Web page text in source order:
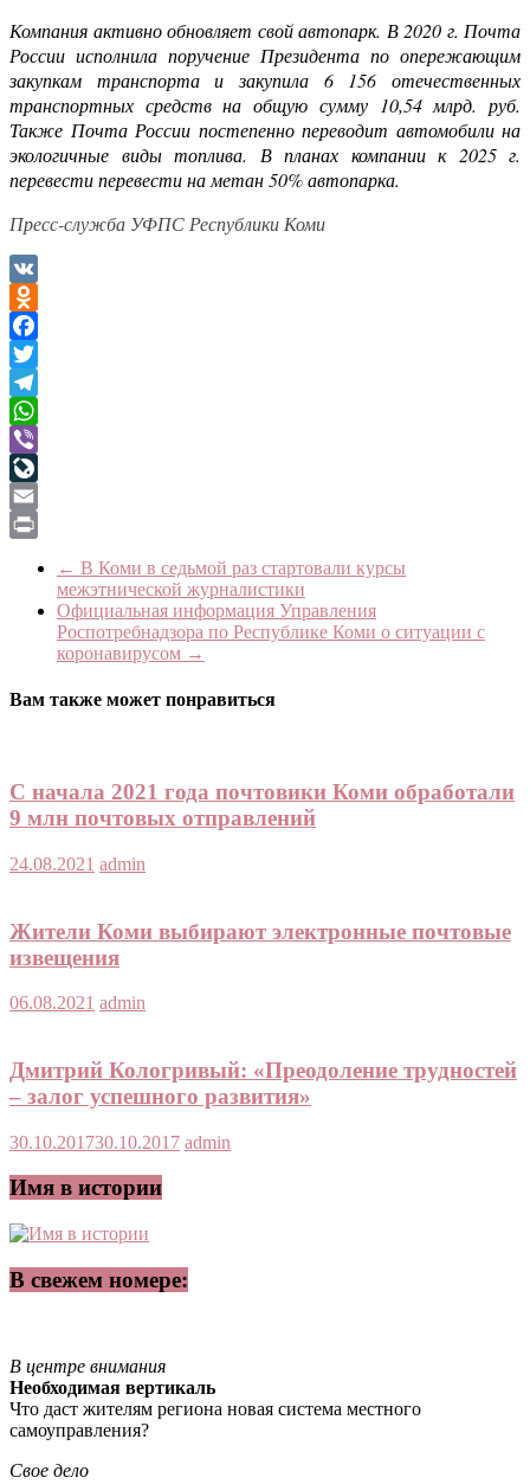
Компания активно обновляет свой автопарк. В 2020 г. Почта
России исполнила поручение Президента по опережающим
закупкам транспорта и закупила 6 156 отечественных
транспортных средств на общую сумму 10,54 млрд. руб.
Также Почта России постепенно переводит автомобили на
экологичные виды топлива. В планах компании к 2025 г.
перевести перевести на метан 50% автопарка.
Пресс-служба УФПС Республики Коми
VK
Odnoklassniki
Facebook
Twitter
Telegram
WhatsApp
Viber
LiveJournal
Email
← В Коми в седьмой раз стартовали курсы
межэтнической журналистики
Официальная информация Управления
Роспотребнадзора по Республике Коми о ситуации с
коронавирусом →
Вам также может понравиться
С начала 2021 года почтовики Коми обработали
9 млн почтовых отправлений
24.08.2021 admin
Жители Коми выбирают электронные почтовые
извещения
06.08.2021 admin
Дмитрий Кологривый: «Преодоление трудностей
– залог успешного развития»
30.10.201730.10.2017 admin
Имя в истории
В свежем номере:
В центре внимания
Необходимая вертикаль
Что даст жителям региона новая система местного
самоуправления?
Свое дело